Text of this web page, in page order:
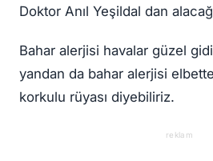
Doktor Anıl Yeşildal dan
Bahar alerjisi havalar güzel
yandan da bahar alerjisi
korkulu rüyası diyebiliriz.
reklam